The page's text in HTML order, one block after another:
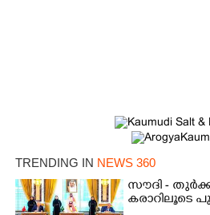
TRENDING IN NEWS 360
സൗദി -
കരാറിലൂടെ